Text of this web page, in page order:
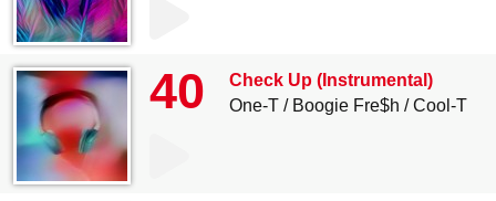
40
Check Up (Instrumental)
One-T
Boogie Fre$h Cool-T